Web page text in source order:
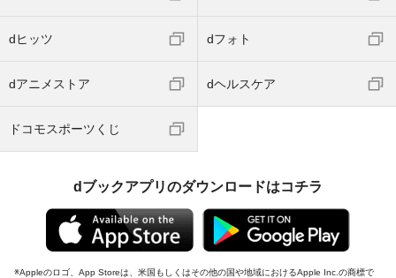
dヒッツ dフォト
dアニメストア dヘルスケア
ドコモスポーツくじ
dブックアプリのダウンロードはコチラ
Appleのロゴ、App Storeは、米国もしくはその他の国や地域におけるApple Inc.の商標で